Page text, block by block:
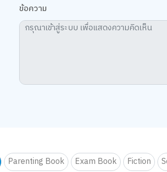
ข้อความ
Parenting Book Exam Book Fiction